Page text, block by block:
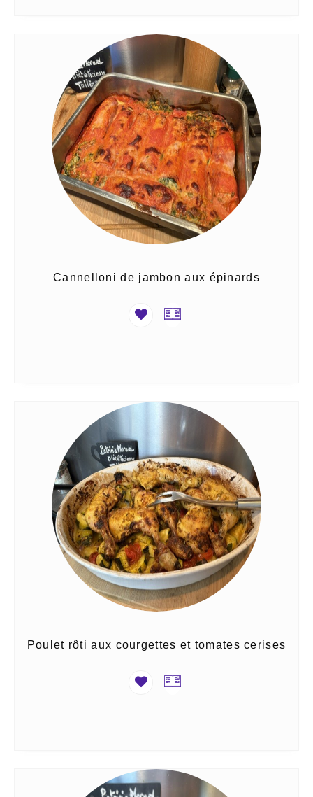
Cannelloni de jambon aux épinards
Poulet rôti aux courgettes et tomates cerises